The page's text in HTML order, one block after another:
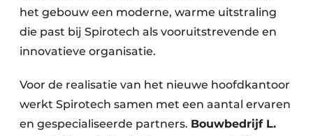
het gebouw een moderne, warme uitstraling
die past bij Spirotech als vooruitstrevende en
innovatieve organisatie.
Voor de realisatie van het nieuwe hoofdkantoor
werkt Spirotech samen met een aantal ervaren
en gespecialiseerde partners. Bouwbedrijf L.